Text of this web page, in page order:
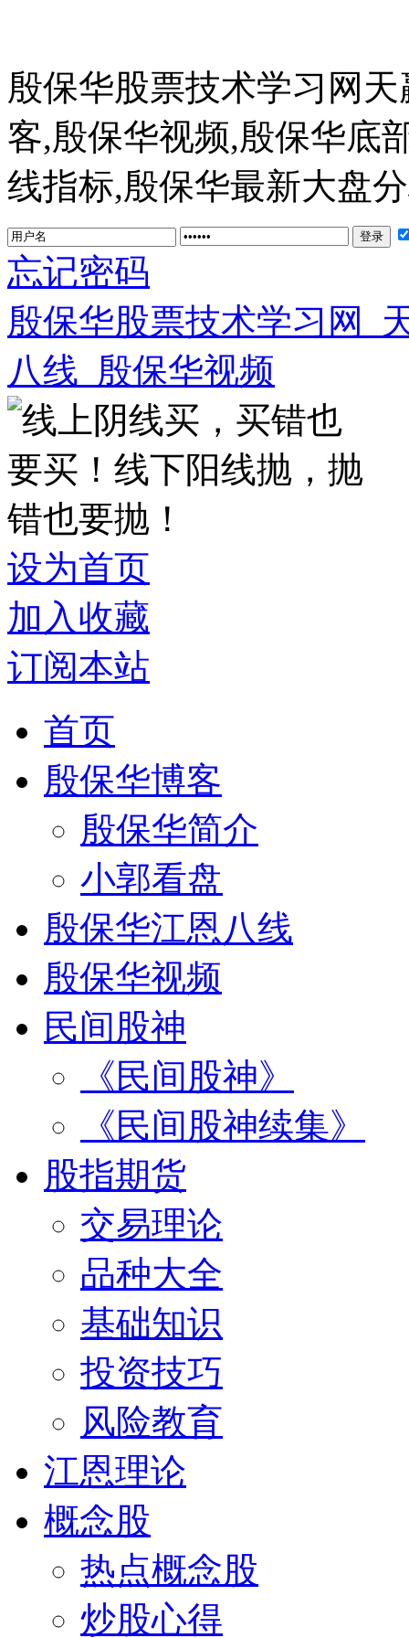
殷保华股票技术学习网
客,殷保华视频,殷保华底
线指标,殷保华最新大盘
忘记密码
殷保华股票技术学习网_
八线_殷保华视频
设为首页
加入收藏
订阅本站
首页
殷保华博客
殷保华简介
小郭看盘
殷保华江恩八线
殷保华视频
民间股神
《民间股神》
《民间股神续集》
股指期货
交易理论
品种大全
基础知识
投资技巧
风险教育
江恩理论
概念股
热点概念股
炒股心得